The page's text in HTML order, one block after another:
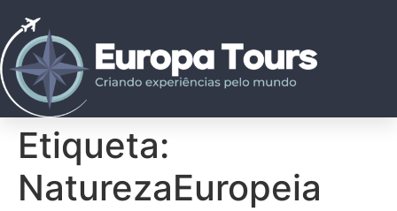
Etiqueta:
NaturezaEuropeia